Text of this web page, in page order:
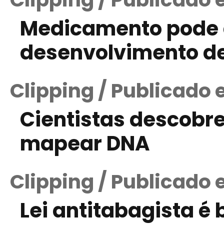
Medicamento
desenvolvimento
Clipping / Publicado
Cientistas
mapear DNA
Clipping / Publicado
Lei antitabagista é